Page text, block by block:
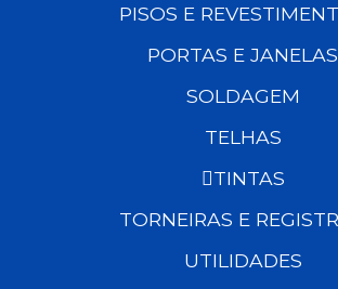
PISOS E
PORTAS E JANELAS
SOLDAGEM
TELHAS
TINTAS
TORNEIRAS E
UTILIDADES